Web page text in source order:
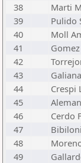
38
Marti
39
Pulido
40
Moll
41
42
43
44
Crespi
45
46
Cerdo
47
48
49